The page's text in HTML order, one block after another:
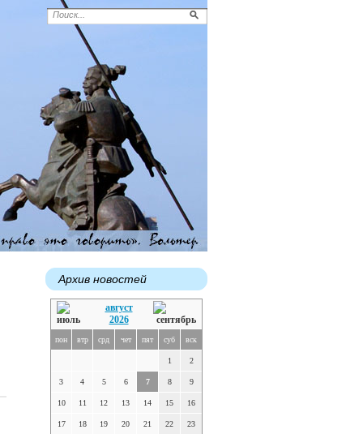
Архив новостей
август
2026
пон втр срд чет пят суб вск
1 2
3 4 5 6 7 8 9
10 11 12 13 14 15 16
17 18 19 20 21 22 23